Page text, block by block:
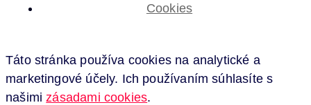
Cookies
Táto stránka používa cookies na analytické a
marketingové účely. Ich používaním súhlasíte s
našimizásadami cookies.